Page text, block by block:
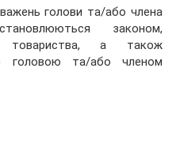
голови та/або члена
законом,
товариства, а також
головою та/або членом